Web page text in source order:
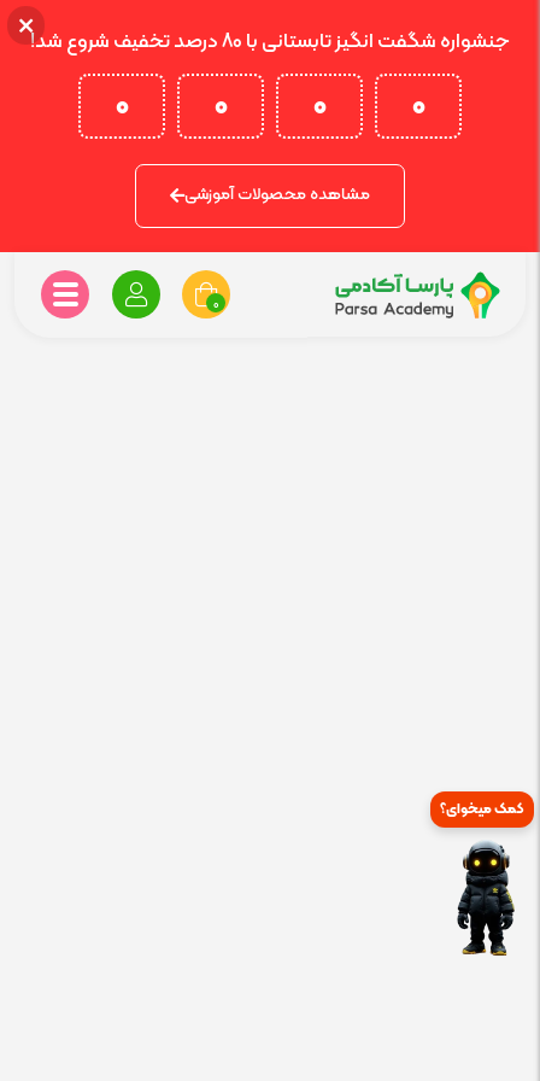
جنشواره شگفت انگیز تابستانی با 80 درصد تخفیف شروع شد!
0 0 0 0
مشاهده محصولات آموزشی
0
کمک میخوای؟